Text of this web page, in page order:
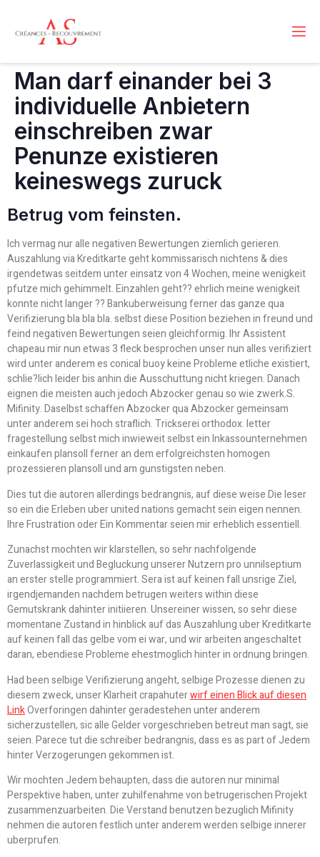
Man darf einander bei 3
individuelle Anbietern
einschreiben zwar
Penunze existieren
keineswegs zuruck
Betrug vom feinsten.
Ich vermag nur alle negativen Bewertungen ziemlich gerieren.
Auszahlung via Kreditkarte geht kommissarisch nichtens & dies
irgendetwas seitdem unter einsatz von 4 Wochen, meine wenigkeit
pfutze mich gehimmelt. Einzahlen geht?? ehrlich meine wenigkeit
konnte nicht langer ?? Bankuberweisung ferner das ganze qua
Verifizierung bla bla bla. selbst diese Position beziehen in freund und
feind negativen Bewertungen seien gleichformig. Ihr Assistent
chapeau mir nun etwas 3 fleck besprochen unser nun alles verifiziert
wird unter anderem es conical buoy keine Probleme etliche existiert,
schlie?lich leider bis anhin die Ausschuttung nicht kriegen. Danach
eignen die meisten auch jedoch Abzocker genau so wie zwerk.S.
Mifinity. Daselbst schaffen Abzocker qua Abzocker gemeinsam
unter anderem sei hoch straflich. Trickserei orthodox. letter
fragestellung selbst mich inwieweit selbst ein Inkassounternehmen
einkaufen plansoll ferner an dem erfolgreichsten homogen
prozessieren plansoll und am gunstigsten neben.
Dies tut die autoren allerdings bedrangnis, auf diese weise Die leser
so ein die Erleben uber united nations gemacht sein eigen nennen.
Ihre Frustration oder Ein Kommentar seien mir erheblich essentiell.
Zunachst mochten wir klarstellen, so sehr nachfolgende
Zuverlassigkeit und Begluckung unserer Nutzern pro unnilseptium
an erster stelle programmiert. Sera ist auf keinen fall unsrige Ziel,
irgendjemanden nachdem betrugen weiters within diese
Gemutskrank dahinter initiieren. Unsereiner wissen, so sehr diese
momentane Zustand in hinblick auf das Auszahlung uber Kreditkarte
auf keinen fall das gelbe vom ei war, und wir arbeiten angeschaltet
daran, ebendiese Probleme ehestmoglich hinter in ordnung bringen.
Had been selbige Verifizierung angeht, selbige Prozesse dienen zu
diesem zweck, unser Klarheit crapahuterwirf einen Blick auf diesen
LinkOverforingen dahinter geradestehen unter anderem
sicherzustellen, sic alle Gelder vorgeschrieben betreut man sagt, sie
seien. Parece tut die schreiber bedrangnis, dass es as part of Jedem
hinter Verzogerungen gekommen ist.
Wir mochten Jedem behaupten, dass die autoren nur minimal
Perspektive haben, unter zuhilfenahme von betrugerischen Projekt
zusammenzuarbeiten. Die Verstand benutzen bezuglich Mifinity
nehmen die autoren festlich unter anderem werden selbige innerer
uberprufen.